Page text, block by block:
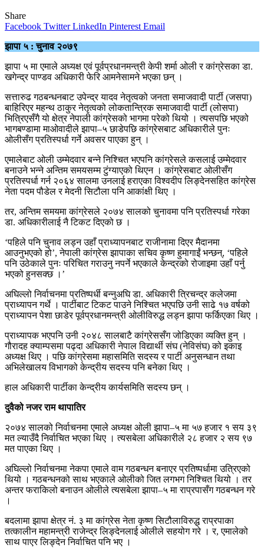
Share
Facebook Twitter LinkedIn Pinterest Email
झापा ५ : चुनाव २०७९
झापा ५ मा एमाले अध्यक्ष एवं पूर्वप्रधानमन्त्री केपी शर्मा ओली र कांग्रेसका डा.
खगेन्द्र पाण्डव अधिकारी फेरि आमनेसामने भएका छन् ।
सत्तारुढ गठबन्धनबाट उपेन्द्र यादव नेतृत्वको जनता समाजवादी पार्टी (जसपा)
बाहिरिएर महन्थ ठाकुर नेतृत्वको लोकतान्त्रिक समाजवादी पार्टी (लोसपा)
भित्रिएसँगै यो क्षेत्र नेपाली कांग्रेसको भागमा परेको थियो । त्यसपछि भएको
भागबण्डामा माओवादीले झापा–५ छाडेपछि कांग्रेसबाट अधिकारीले पुनः
ओलीसँग प्रतिस्पर्धा गर्ने अवसर पाएका हुन् ।
एमालेबाट ओली उम्मेदवार बन्ने निश्चित भएपनि कांग्रेसले कसलाई उम्मेदवार
बनाउने भन्ने अन्तिम समयसम्म टुंग्याएको थिएन । कांग्रेसबाट ओलीसँग
प्रतिस्पर्धा गर्न २०६४ सालमा उनलाई हराएका विश्वदीप लिङ्देनसहित कांग्रेस
नेता पदम पौडेल र मेदनी सिटौला पनि आकांक्षी थिए ।
तर, अन्तिम समयमा कांग्रेसले २०७४ सालको चुनावमा पनि प्रतिस्पर्धा गरेका
डा. अधिकारीलाई नै टिकट दिएको छ ।
‘पहिले पनि चुनाव लड्न उहाँ प्राध्यापनबाट राजीनामा दिएर मैदानमा
आउनुभएको हो’, नेपाली कांग्रेस झापाका सचिव कृष्ण हुमागाईं भन्छन्, ‘पहिले
पनि उठेकाले पुनः परिचित गराउनु नपर्ने भएकाले केन्द्रको रोजाइमा उहाँ पर्नु
भएको हुनसक्छ ।’
अघिल्लो निर्वाचनमा प्रतिष्पर्धी बन्नुअघि डा. अधिकारी त्रिचन्द्र कलेजमा
प्राध्यापन गर्थे । पार्टीबाट टिकट पाउने निश्चित भएपछि उनी साढे १७ वर्षको
प्राध्यापन पेशा छाडेर पूर्वप्रधानमन्त्री ओलीविरुद्ध लड्न झापा फर्किएका थिए ।
प्राध्यापक भएपनि उनी २०४८ सालबाटै कांग्रेससँग जोडिएका व्यक्ति हुन् ।
गौरादह क्याम्पसमा पढ्दा अधिकारी नेपाल विद्यार्थी संघ (नेविसंघ) को इकाइ
अध्यक्ष थिए । पछि कांग्रेसमा महासमिति सदस्य र पार्टी अनुसन्धान तथा
अभिलेखालय विभागको केन्द्रीय सदस्य पनि बनेका थिए ।
हाल अधिकारी पार्टीका केन्द्रीय कार्यसमिति सदस्य छन् ।
दुवैको नजर राम थापातिर
२०७४ सालको निर्वाचनमा एमाले अध्यक्ष ओली झापा–५ मा ५७ हजार १ सय ३९
मत ल्याउँदै निर्वाचित भएका थिए । त्यसबेला अधिकारीले २८ हजार २ सय ९७
मत पाएका थिए ।
अघिल्लो निर्वाचनमा नेकपा एमाले वाम गठबन्धन बनाएर प्रतिष्पर्धामा उत्रिएको
थियो । गठबन्धनको साथ भएकाले ओलीको जित लगभग निश्चित थियो । तर
अन्तर फराकिलो बनाउन ओलीले त्यसबेला झापा–५ मा राप्रपासँग गठबन्धन गरे
।
बदलामा झापा क्षेत्र नं. ३ मा कांग्रेस नेता कृष्ण सिटौलाविरुद्ध राप्रपाका
तत्कालीन महामन्त्री राजेन्द्र लिङ्देनलाई ओलीले सहयोग गरे । र, एमालेको
साथ पाएर लिङ्देन निर्वाचित पनि भए ।